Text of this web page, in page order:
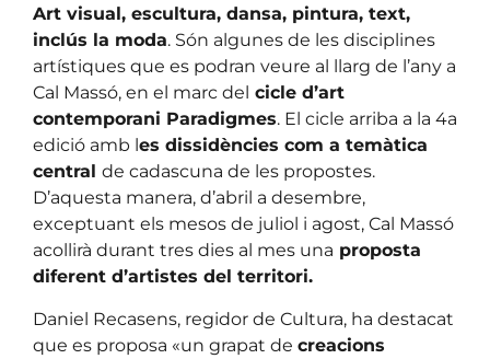
Art visual, escultura, dansa, pintura, text,
inclús la moda. Són algunes de les disciplines
artístiques que es podran veure al llarg de l’any a
Cal Massó, en el marc del cicle d’art
contemporani Paradigmes. El cicle arriba a la 4a
edició amb l es dissidències com a temàtica
central de cadascuna de les propostes.
D’aquesta manera, d’abril a desembre,
exceptuant els mesos de juliol i agost, Cal Massó
acollirà durant tres dies al mes una proposta
diferent d’artistes del territori.
Daniel Recasens, regidor de Cultura, ha destacat
que es proposa «un grapat de creacions